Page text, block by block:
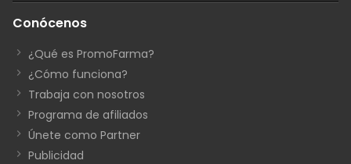
Conócenos
¿Qué es PromoFarma?
¿Cómo funciona?
Trabaja con nosotros
Programa de afiliados
Únete como Partner
Publicidad